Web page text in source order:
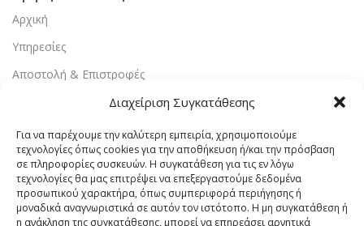
Διαχείριση Συγκατάθεσης
Για να παρέχουμε την καλύτερη εμπειρία, χρησιμοποιούμε
τεχνολογίες όπως cookies για την αποθήκευση ή/και την πρόσβαση
σε πληροφορίες συσκευών. Η συγκατάθεση για τις εν λόγω
τεχνολογίες θα μας επιτρέψει να επεξεργαστούμε δεδομένα
προσωπικού χαρακτήρα, όπως συμπεριφορά περιήγησης ή
μοναδικά αναγνωριστικά σε αυτόν τον ιστότοπο. Η μη συγκατάθεση ή
η ανάκληση της συγκατάθεσης, μπορεί να επηρεάσει αρνητικά
Αρχική
Υπηρεσίες
Αποστολή & Επιστροφές
Εντοπισμός Παραγγελίας
Λογαριασμός
Πολιτική Απορρήτου
Πολιτική Cookies